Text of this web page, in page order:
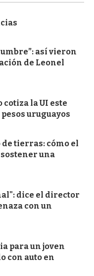
así vieron
de Leonel
la UI este
pesos uruguayos
tierras: cómo el
una
dice el director
con un
para un joven
con auto en